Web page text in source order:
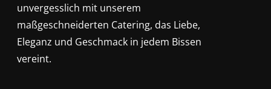
unvergesslich mit unserem
maßgeschneiderten Catering, das Liebe,
Eleganz und Geschmack in jedem Bissen
vereint.